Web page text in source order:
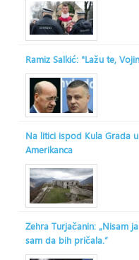
Ramiz Salkić: "Lažu te,
Na litici ispod Kula Grada
Amerikanca
Zehra Turjačanin: „Nisam
sam da bih pričala.“